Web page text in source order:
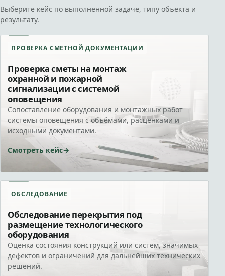
Выберите кейс по выполненной задаче, типу объекта и
результату.
ПРОВЕРКА СМЕТНОЙ ДОКУМЕНТАЦИИ
Проверка сметы на монтаж
охранной и пожарной
сигнализации с системой
оповещения
Сопоставление оборудования и монтажных работ
системы оповещения с объёмами, расценками и
исходными документами.
Смотреть кейс
ОБСЛЕДОВАНИЕ
Обследование перекрытия под
размещение технологического
оборудования
Оценка состояния конструкций или систем, значимых
дефектов и ограничений для дальнейших технических
решений.